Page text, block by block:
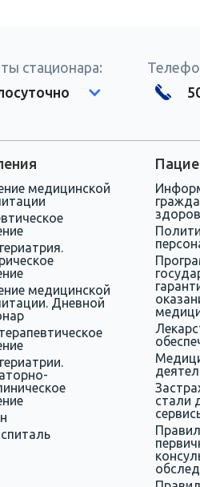
стационара:
медицинской
медицинской
Дневной
стали